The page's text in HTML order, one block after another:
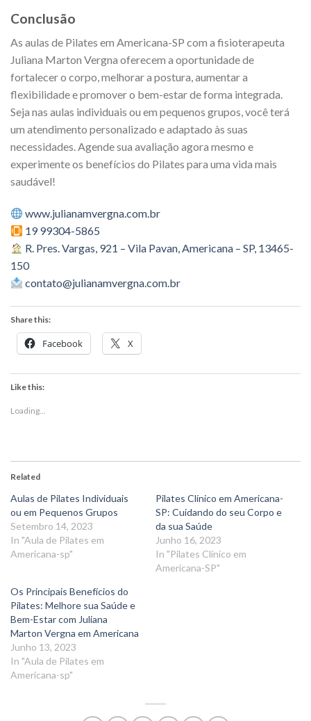
Conclusão
As aulas de Pilates em Americana-SP com a fisioterapeuta
Juliana Marton Vergna oferecem a oportunidade de
fortalecer o corpo, melhorar a postura, aumentar a
flexibilidade e promover o bem-estar de forma integrada.
Seja nas aulas individuais ou em pequenos grupos, você terá
um atendimento personalizado e adaptado às suas
necessidades. Agende sua avaliação agora mesmo e
experimente os benefícios do Pilates para uma vida mais
saudável!
www.julianamvergna.com.br
19 99304-5865
R. Pres. Vargas, 921 – Vila Pavan, Americana – SP, 13465-
150
contato@julianamvergna.com.br
Share this:
Facebook X
Like this:
Loading...
Related
Aulas de Pilates Individuais
ou em Pequenos Grupos
Setembro 14, 2023
In "Aula de Pilates em
Americana-sp"
Pilates Clínico em Americana-
SP: Cuidando do seu Corpo e
da sua Saúde
Junho 16, 2023
In "Pilates Clínico em
Americana-SP"
Os Principais Benefícios do
Pilates: Melhore sua Saúde e
Bem-Estar com Juliana
Marton Vergna em Americana
Junho 13, 2023
In "Aula de Pilates em
Americana-sp"